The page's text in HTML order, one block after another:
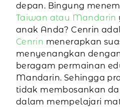
depan. Bingung
Taiwan atau Mandarin
anak Anda? Cenrin
Cenrin menerapkan
menyenangkan
beragam permainan
Mandarin. Sehingga
tidak membosankan
dalam mempelajari